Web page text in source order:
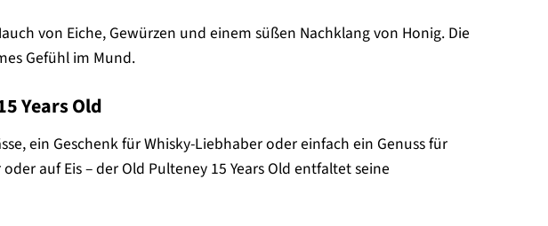
von Eiche, Gewürzen und einem süßen Nachklang von Honig. Die
Gefühl im Mund.
Years Old
ein Geschenk für Whisky-Liebhaber oder einfach ein Genuss für
auf Eis – der Old Pulteney 15 Years Old entfaltet seine